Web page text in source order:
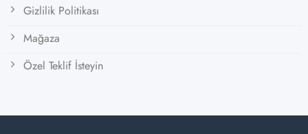
Gizlilik Politikası
Mağaza
Özel Teklif İsteyin